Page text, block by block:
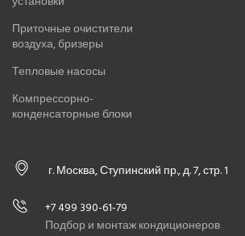
Приточные очистители
воздуха, бризеры
Тепловые насосы
Компрессорно-
конденсаторные блоки
г. Москва, Ступинский пр., д. 7, стр. 1
+7 499 390-61-79
Подбор и монтаж кондиционеров